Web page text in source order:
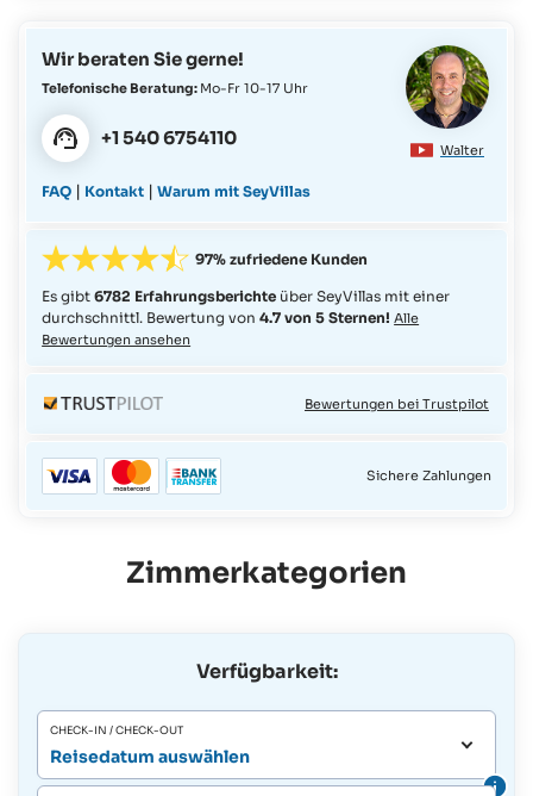
Walter
Wir beraten Sie gerne!
Telefonische Beratung: Mo-Fr 10-17 Uhr
+1 540 6754110
FAQ | Kontakt |Warum mit SeyVillas
97% zufriedene Kunden
Es gibt6782 Erfahrungsberichte über SeyVillas mit einer
durchschnittl. Bewertung von4.7 von 5 Sternen! Alle
Bewertungen ansehen
Bewertungen bei Trustpilot
Sichere Zahlungen
Zimmerkategorien
Verfügbarkeit:
CHECK-IN / CHECK-OUT
Reisedatum auswählen